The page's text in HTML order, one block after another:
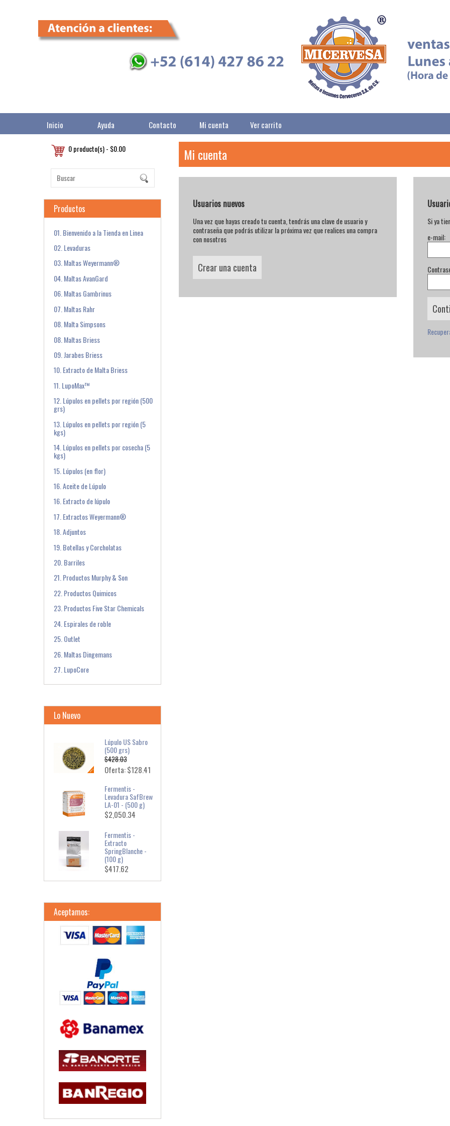
Inicio Ayuda Contacto Mi cuenta Ver carrito
0 producto(s) - $0.00
Productos
01. Bienvenido a la Tienda en Linea
02. Levaduras
03. Maltas Weyermann®
04. Maltas AvanGard
06. Maltas Gambrinus
07. Maltas Rahr
08. Malta Simpsons
08. Maltas Briess
09. Jarabes Briess
10. Extracto de Malta Briess
11. LupoMax™
12. Lúpulos en pellets por región (500
grs)
13. Lúpulos en pellets por región (5
kgs)
14. Lúpulos en pellets por cosecha (5
kgs)
15. Lúpulos (en flor)
16. Aceite de Lúpulo
16. Extracto de lúpulo
17. Extractos Weyermann®
18. Adjuntos
19. Botellas y Corcholatas
20. Barriles
21. Productos Murphy & Son
22. Productos Quimicos
23. Productos Five Star Chemicals
24. Espirales de roble
25. Outlet
26. Maltas Dingemans
27. LupoCore
Lo Nuevo
Lúpulo US Sabro
(500 grs)
$428.03
Oferta: $128.41
Fermentis -
Levadura SafBrew
LA-01 - (500 g)
$2,050.34
Fermentis -
Extracto
SpringBlanche -
(100 g)
$417.62
Aceptamos:
Mi cuenta
Usuarios nuevos
Una vez que hayas creado tu cuenta, tendrás una clave de usuario y
contraseña que podrás utilizar la próxima vez que realices una compra
con nosotros
Crear una cuenta
Si ya
e-mail: